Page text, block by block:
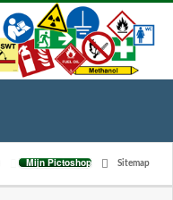
Mijn Pictoshop Sitemap